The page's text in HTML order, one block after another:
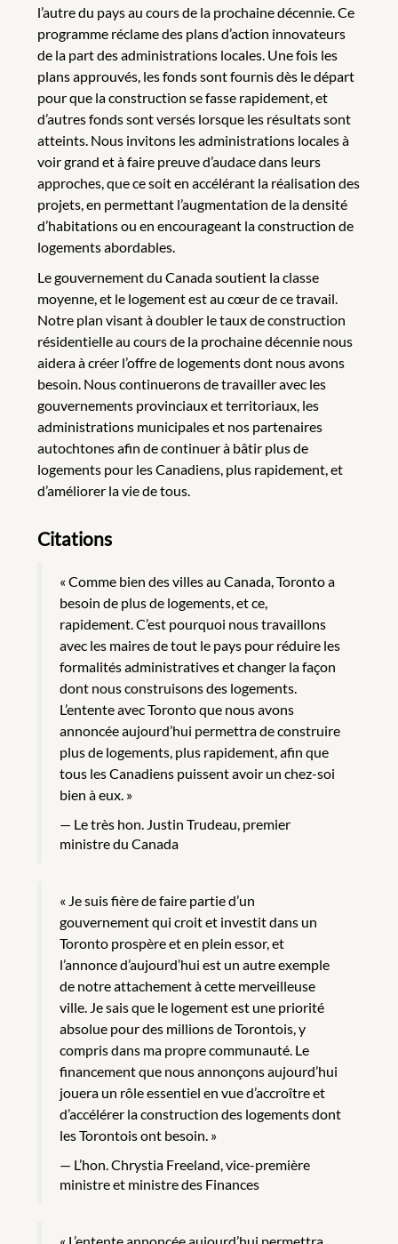
l’autre du pays au cours de la prochaine décennie. Ce
programme réclame des plans d’action innovateurs
de la part des administrations locales. Une fois les
plans approuvés, les fonds sont fournis dès le départ
pour que la construction se fasse rapidement, et
d’autres fonds sont versés lorsque les résultats sont
atteints. Nous invitons les administrations locales à
voir grand et à faire preuve d’audace dans leurs
approches, que ce soit en accélérant la réalisation des
projets, en permettant l’augmentation de la densité
d’habitations ou en encourageant la construction de
logements abordables.
Le gouvernement du Canada soutient la classe
moyenne, et le logement est au cœur de ce travail.
Notre plan visant à doubler le taux de construction
résidentielle au cours de la prochaine décennie nous
aidera à créer l’offre de logements dont nous avons
besoin. Nous continuerons de travailler avec les
gouvernements provinciaux et territoriaux, les
administrations municipales et nos partenaires
autochtones afin de continuer à bâtir plus de
logements pour les Canadiens, plus rapidement, et
d’améliorer la vie de tous.
Citations
« Comme bien des villes au Canada, Toronto a
besoin de plus de logements, et ce,
rapidement. C’est pourquoi nous travaillons
avec les maires de tout le pays pour réduire les
formalités administratives et changer la façon
dont nous construisons des logements.
L’entente avec Toronto que nous avons
annoncée aujourd’hui permettra de construire
plus de logements, plus rapidement, afin que
tous les Canadiens puissent avoir un chez-soi
bien à eux. »
Le très hon. Justin Trudeau, premier
ministre du Canada
« Je suis fière de faire partie d’un
gouvernement qui croit et investit dans un
Toronto prospère et en plein essor, et
l’annonce d’aujourd’hui est un autre exemple
de notre attachement à cette merveilleuse
ville. Je sais que le logement est une priorité
absolue pour des millions de Torontois, y
compris dans ma propre communauté. Le
financement que nous annonçons aujourd’hui
jouera un rôle essentiel en vue d’accroître et
d’accélérer la construction des logements dont
les Torontois ont besoin. »
L’hon. Chrystia Freeland, vice-première
ministre et ministre des Finances